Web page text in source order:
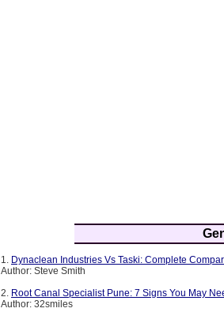
1. Dynaclean Industries Vs Taski: Complete
Author: Steve Smith
2. Root Canal Specialist Pune: 7 Signs You May
Author: 32smiles